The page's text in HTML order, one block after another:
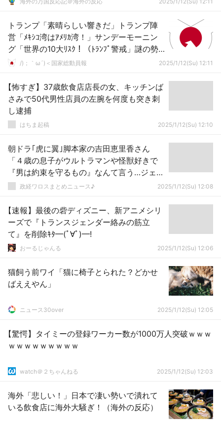
トランプ「素晴らしい響きだ」トランプ陣
営「ﾒｷｼｺ湾はｱﾒﾘｶ湾！」サンデーモーニン
グ「世界の10大ﾘｽｸ！（ﾄﾗﾝﾌﾟ警戒」謎の勢
力「Gｾﾞﾛ世界の混迷（ﾄﾗﾝﾌﾟ批判」→
/)；｀ω´)＜国家総動員報 2025/1/12(Su) 12:11
【怖すぎ】37歳飲食店店長の女、キッチンば
さみで50代男性店員の左腕を何度も突き刺
し逮捕
はちま起稿 2025/1/12(Su) 12:10
朝ドラ｢虎に翼｣脚本家の吉田恵里香さん
「４歳の息子がウルトラマンや怪獣好きで
『男は約束を守るもの』なんて言う…ジェン
ダーレスに育てたのに…色々教えていかなき
政経ワロスまとめニュース♪ 2025/1/12(Su) 12:08
【速報】最後の砦ディズニー、新アニメシリ
ーズで『トランスジェンダー絡みの筋立
て』を削除ｷﾀ━(ﾟ∀ﾟ)━!
おーるじゃんる 2025/1/12(Su) 12:06
猫飼う前ワイ「猫に椅子とられた？どかせ
ばええやん」
ニュース30over 2025/1/12(Su) 12:05
【驚愕】タイミーの登録ワーカー数が1000万人突破ｗｗｗ
ｗｗｗｗｗｗｗｗｗ
watch＠２ちゃんねる 2025/1/12(Su) 12:03
海外「悲しい！」日本で凄い勢いで潰れて
いる飲食店に海外大騒ぎ！（海外の反応）